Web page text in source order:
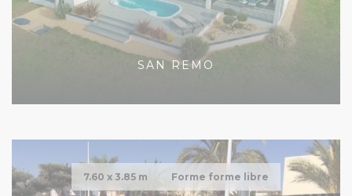
SAN REMO
7.60 x 3.85 m Forme forme libre